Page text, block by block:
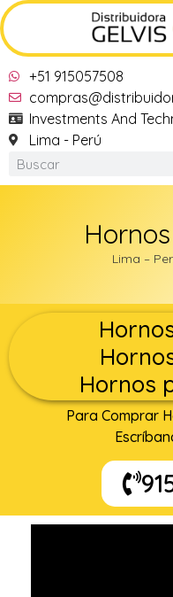
+51 915057508
Investments And
Lima - Perú
Lima –
Hornos
Para Comprar